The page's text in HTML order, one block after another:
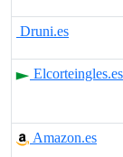
e
i
Druni.es
Elcorteingles.es
Amazon.es